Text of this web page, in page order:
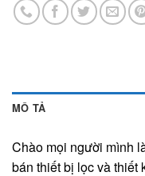
MÔ TẢ
Chào mọi người mình
bán thiết bị lọc và thiết